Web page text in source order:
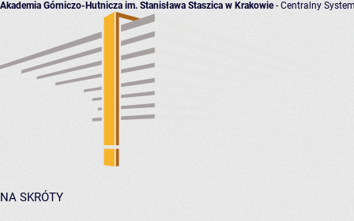
Akademia Górniczo-Hutnicza im. Stanisława Staszica w Krakowie- Centralny
NA SKRÓTY